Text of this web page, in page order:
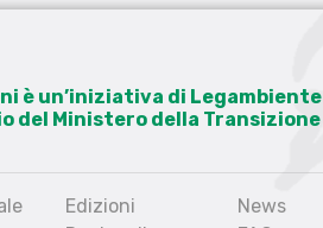
è un’iniziativa di Legambiente
del Ministero della Transizione
Edizioni
News